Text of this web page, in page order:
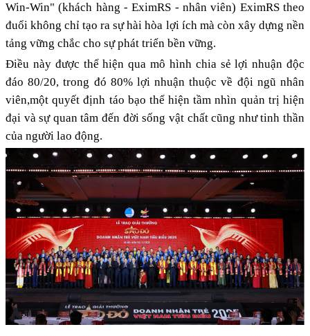
Win-Win" (khách hàng - EximRS - nhân viên) EximRS theo
đuổi không chỉ tạo ra sự hài hòa lợi ích mà còn xây dựng nền
tảng vững chắc cho sự phát triển bền vững.
Điều này được thể hiện qua mô hình chia sẻ lợi nhuận độc
đáo 80/20, trong đó 80% lợi nhuận thuộc về đội ngũ nhân
viên,một quyết định táo bạo thể hiện tầm nhìn quản trị hiện
đại và sự quan tâm đến đời sống vật chất cũng như tinh thần
của người lao động.